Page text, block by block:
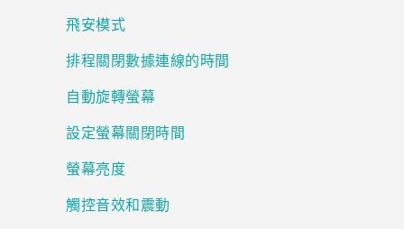
焦點訊息
校園專案
銷售門市
銷售通路
支援服務
VIVELAND
飛安模式
排程關閉數據連線的時間
自動旋轉螢幕
設定螢幕關閉時間
螢幕亮度
觸控音效和震動